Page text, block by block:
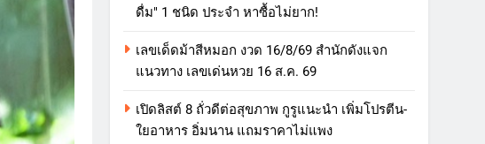
ดื่ม" 1 ชนิด ประจำ หาซื้อไม่ยาก!
เลขเด็ดม้าสีหมอก งวด 16/8/69 สำนักดังแจก
แนวทาง เลขเด่นหวย 16 ส.ค. 69
เปิดลิสต์ 8 ถั่วดีต่อสุขภาพ กูรูแนะนำ เพิ่มโปรตีน-
ใยอาหาร อิ่มนาน แถมราคาไม่แพง